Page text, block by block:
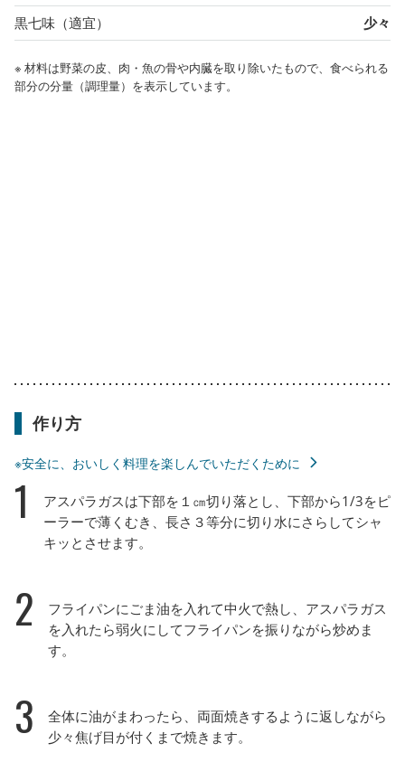
黒七味（適宜） 少々
※ 材料は野菜の皮、肉・魚の骨や内臓を取り除いたもので、食べられる
部分の分量（調理量）を表示しています。
作り方
※安全に、おいしく料理を楽しんでいただくために
1
アスパラガスは下部を１㎝切り落とし、下部から1/3をピ
ーラーで薄くむき、長さ３等分に切り水にさらしてシャ
キッとさせます。
2
フライパンにごま油を入れて中火で熱し、アスパラガス
を入れたら弱火にしてフライパンを振りながら炒めま
す。
3
全体に油がまわったら、両面焼きするように返しながら
少々焦げ目が付くまで焼きます。